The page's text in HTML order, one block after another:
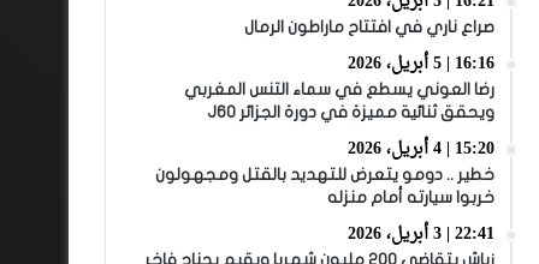
صراع ناري في افتتاح ماراطون الرمال
16:16 | 5 أبريل، 2026
رضا العوني يسطع في سماء التنس المغربي
ويحقق ثنائية مميزة في دورة الجزائر J60
15:20 | 4 أبريل، 2026
خطير .. دومو يتعرض للتهديد بالقتل ومجهولون
خربوا سيارته أمام منزله
22:41 | 3 أبريل، 2026
زياش يتقاضى 200 مليون شهريا ويقيم بجناح فاخر